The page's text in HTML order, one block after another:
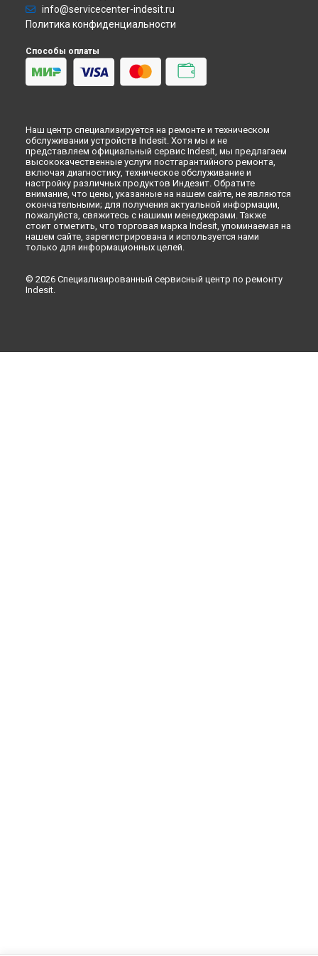
Ремонт варочной панели PAA 642 /I(BK) EE Indesit в
Ульяновске
Ремонт варочной панели PAA 642 /I(BK) EE Indesit в
Оренбурге
Ремонт варочной панели PAA 642 /I(BK) EE Indesit в
Ремонт варочной панели PAA 642 /I(BK) EE Indesit в
Ремонт варочной панели PAA 642 /I(BK) EE Indesit в
Астрахани
Ремонт варочной панели PAA 642 /I(BK) EE Indesit в
Набережных Челнах
Ремонт варочной панели PAA 642 /I(BK) EE Indesit вЛипецке
info@servicecenter-indesit.ru
Политика конфиденциальности
Способы оплаты
Наш центр специализируется на ремонте и техническом
обслуживании устройств Indesit. Хотя мы и не
представляем официальный сервис Indesit, мы предлагаем
высококачественные услуги постгарантийного ремонта,
включая диагностику, техническое обслуживание и
настройку различных продуктов Индезит. Обратите
внимание, что цены, указанные на нашем сайте, не являются
окончательными; для получения актуальной информации,
пожалуйста, свяжитесь с нашими менеджерами. Также
стоит отметить, что торговая марка Indesit, упоминаемая на
нашем сайте, зарегистрирована и используется нами
только для информационных целей.
© 2026 Специализированный сервисный центр по ремонту
Indesit.